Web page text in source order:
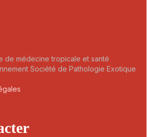
de médecine tropicale et santé
Société de Pathologie Exotique